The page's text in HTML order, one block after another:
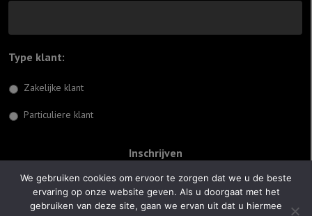
Type klant:
Zakelijke klant
Particuliere klant
© 2026 Jiftach
We gebruiken cookies om ervoor te zorgen dat we u de beste
ervaring op onze website geven. Als u doorgaat met het
gebruiken van deze site, gaan we ervan uit dat u hiermee